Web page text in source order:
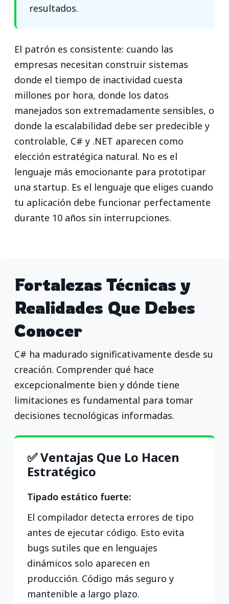
resultados.
El patrón es consistente: cuando las
empresas necesitan construir sistemas
donde el tiempo de inactividad cuesta
millones por hora, donde los datos
manejados son extremadamente sensibles, o
donde la escalabilidad debe ser predecible y
controlable, C# y .NET aparecen como
elección estratégica natural. No es el
lenguaje más emocionante para prototipar
una startup. Es el lenguaje que eliges cuando
tu aplicación debe funcionar perfectamente
durante 10 años sin interrupciones.
Fortalezas Técnicas y
Realidades Que Debes
Conocer
C# ha madurado significativamente desde su
creación. Comprender qué hace
excepcionalmente bien y dónde tiene
limitaciones es fundamental para tomar
decisiones tecnológicas informadas.
✅ Ventajas Que Lo Hacen
Estratégico
Tipado estático fuerte:
El compilador detecta errores de tipo
antes de ejecutar código. Esto evita
bugs sutiles que en lenguajes
dinámicos solo aparecen en
producción. Código más seguro y
mantenible a largo plazo.